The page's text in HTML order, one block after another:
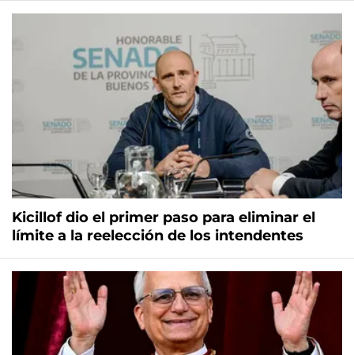
Kicillof dio el primer paso para eliminar el
límite a la reelección de los intendentes